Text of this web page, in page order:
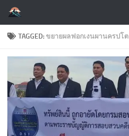
Skip to content
TAGGED: ขยายผลฟอกเงนผานครปโต